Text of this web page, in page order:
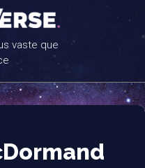
vaste que